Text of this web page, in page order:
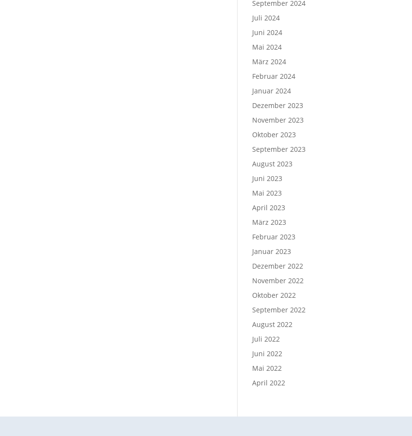
September 2024
Juli 2024
Juni 2024
Mai 2024
März 2024
Februar 2024
Januar 2024
Dezember 2023
November 2023
Oktober 2023
September 2023
August 2023
Juni 2023
Mai 2023
April 2023
März 2023
Februar 2023
Januar 2023
Dezember 2022
November 2022
Oktober 2022
September 2022
August 2022
Juli 2022
Juni 2022
Mai 2022
April 2022